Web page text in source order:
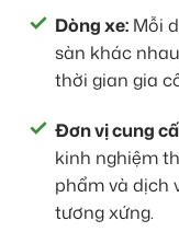
Dòng xe: Mỗi
sàn khác
thời gian gia
Đơn vị cung
kinh nghiệm
phẩm và dịch
tương xứng.